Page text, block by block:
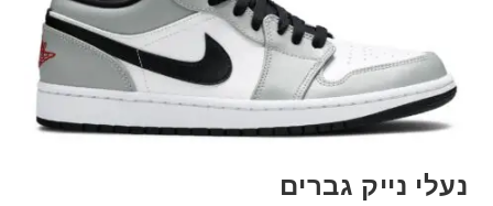
נעלי נייק גברים